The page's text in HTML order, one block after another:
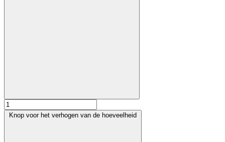
Knop voor het verhogen van de hoeveelheid